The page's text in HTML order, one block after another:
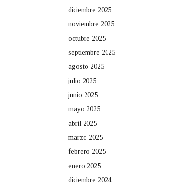
diciembre 2025
noviembre 2025
octubre 2025
septiembre 2025
agosto 2025
julio 2025
junio 2025
mayo 2025
abril 2025
marzo 2025
febrero 2025
enero 2025
diciembre 2024